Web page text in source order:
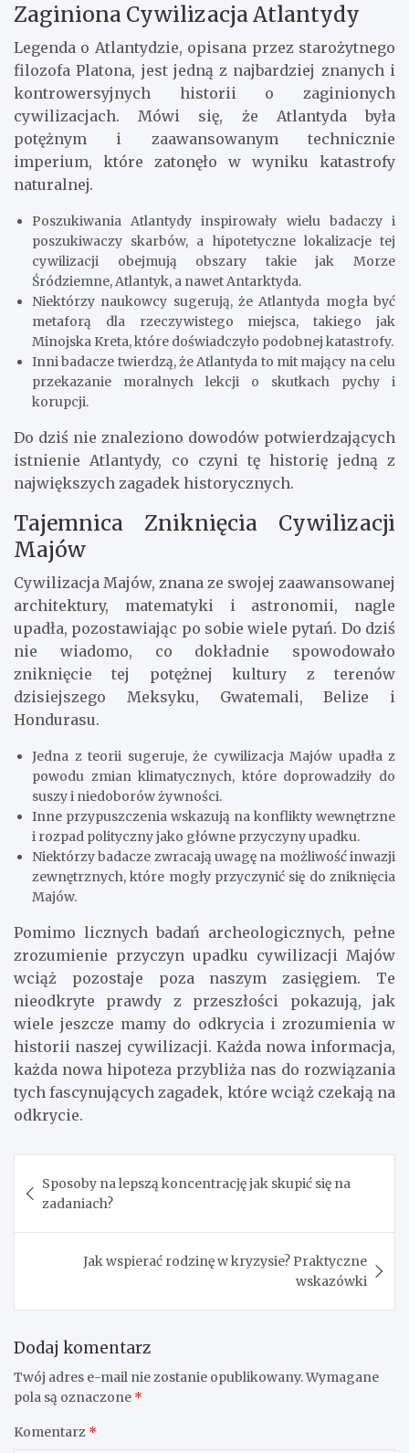
Zaginiona Cywilizacja Atlantydy
Legenda o Atlantydzie, opisana przez starożytnego
filozofa Platona, jest jedną z najbardziej znanych i
kontrowersyjnych historii o zaginionych
cywilizacjach. Mówi się, że Atlantyda była
potężnym i zaawansowanym technicznie
imperium, które zatonęło w wyniku katastrofy
naturalnej.
Poszukiwania Atlantydy inspirowały wielu badaczy i
poszukiwaczy skarbów, a hipotetyczne lokalizacje tej
cywilizacji obejmują obszary takie jak Morze
Śródziemne, Atlantyk, a nawet Antarktyda.
Niektórzy naukowcy sugerują, że Atlantyda mogła być
metaforą dla rzeczywistego miejsca, takiego jak
Minojska Kreta, które doświadczyło podobnej katastrofy.
Inni badacze twierdzą, że Atlantyda to mit mający na celu
przekazanie moralnych lekcji o skutkach pychy i
korupcji.
Do dziś nie znaleziono dowodów potwierdzających
istnienie Atlantydy, co czyni tę historię jedną z
największych zagadek historycznych.
Tajemnica Zniknięcia Cywilizacji
Majów
Cywilizacja Majów, znana ze swojej zaawansowanej
architektury, matematyki i astronomii, nagle
upadła, pozostawiając po sobie wiele pytań. Do dziś
nie wiadomo, co dokładnie spowodowało
zniknięcie tej potężnej kultury z terenów
dzisiejszego Meksyku, Gwatemali, Belize i
Hondurasu.
Jedna z teorii sugeruje, że cywilizacja Majów upadła z
powodu zmian klimatycznych, które doprowadziły do
suszy i niedoborów żywności.
Inne przypuszczenia wskazują na konflikty wewnętrzne
i rozpad polityczny jako główne przyczyny upadku.
Niektórzy badacze zwracają uwagę na możliwość inwazji
zewnętrznych, które mogły przyczynić się do zniknięcia
Majów.
Pomimo licznych badań archeologicznych, pełne
zrozumienie przyczyn upadku cywilizacji Majów
wciąż pozostaje poza naszym zasięgiem. Te
nieodkryte prawdy z przeszłości pokazują, jak
wiele jeszcze mamy do odkrycia i zrozumienia w
historii naszej cywilizacji. Każda nowa informacja,
każda nowa hipoteza przybliża nas do rozwiązania
tych fascynujących zagadek, które wciąż czekają na
odkrycie.
wpisu
Sposoby na lepszą koncentrację jak skupić się na
zadaniach?
Jak wspierać rodzinę w kryzysie? Praktyczne
wskazówki
Dodaj komentarz
Twój adres e-mail nie zostanie opublikowany.Wymagane
pola są oznaczone *
Komentarz *